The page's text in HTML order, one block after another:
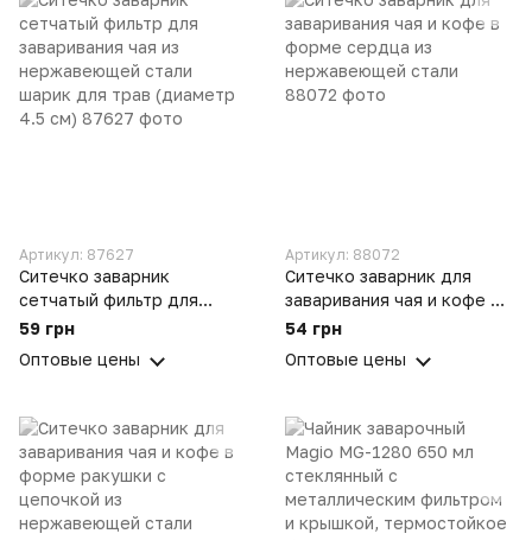
Артикул: 87627
Ситечко заварник
сетчатый фильтр для
заваривания чая из
шарик для трав (диаметр
59 грн
Оптовые цены
Артикул: 88072
Ситечко заварник для
заваривания чая и кофе в
форме сердца из
54 грн
Оптовые цены